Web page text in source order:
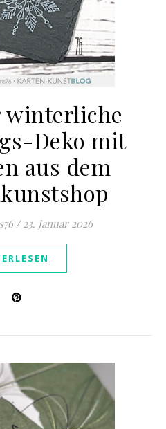
winterliche
Deko mit
aus dem
/ 23. Januar 2026